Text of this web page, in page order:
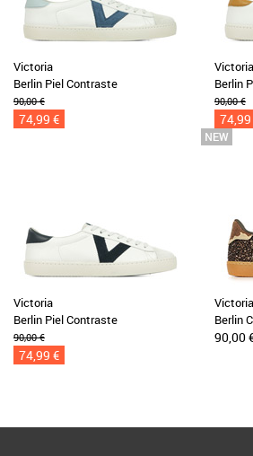
Victoria
Berlin Piel Contraste
90,00 €
74,99 €
Victoria
Berlin
90,00 €
74,99
Victoria
Berlin Piel Contraste
90,00 €
74,99 €
Victoria
Berlin
90,00